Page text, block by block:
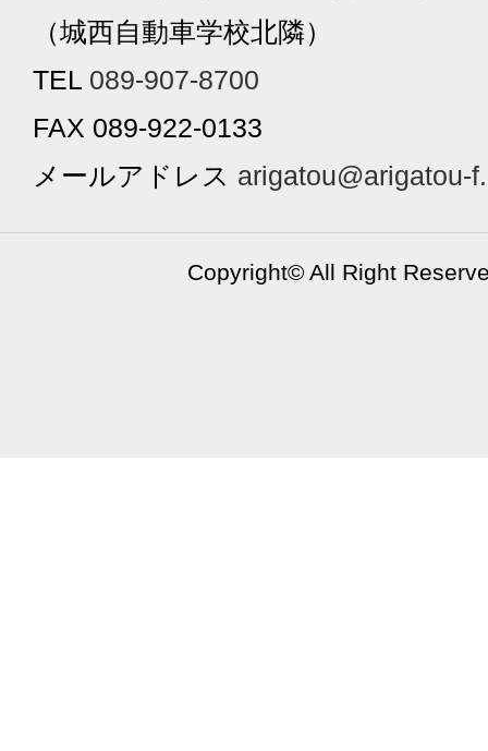
（城西自動車学校北隣）
TEL 089-907-8700
FAX 089-922-0133
メールアドレス arigatou@arigatou-
Copyright© All Right